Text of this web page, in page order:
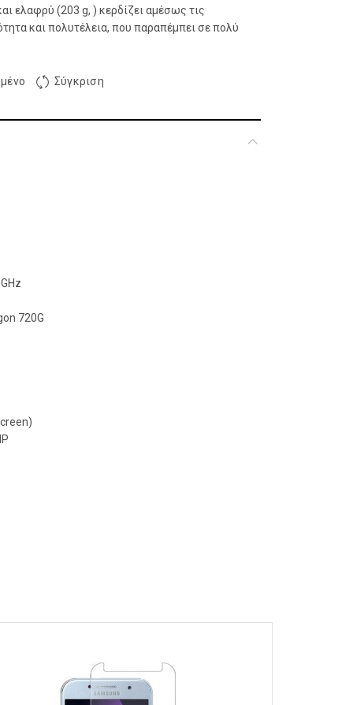
ελαφρύ (203 g, ) κερδίζει αμέσως τις
και πολυτέλεια, που παραπέμπει σε πολύ
Σύγκριση
720G